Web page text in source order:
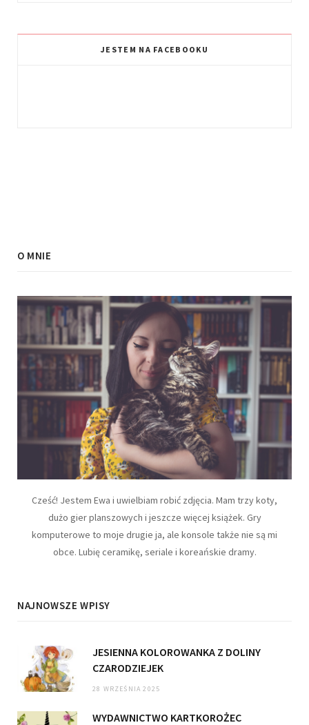
JESTEM NA FACEBOOKU
O MNIE
Cześć! Jestem Ewa i uwielbiam robić zdjęcia. Mam trzy koty,
dużo gier planszowych i jeszcze więcej książek. Gry
komputerowe to moje drugie ja, ale konsole także nie są mi
obce. Lubię ceramikę, seriale i koreańskie dramy.
NAJNOWSZE WPISY
JESIENNA KOLOROWANKA Z DOLINY
CZARODZIEJEK
28 WRZEŚNIA 2025
WYDAWNICTWO KARTKOROŻEC